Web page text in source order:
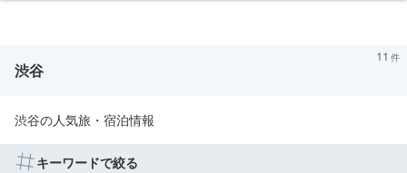
渋谷
11
渋谷の人気旅・宿泊情報
キーワードで絞る